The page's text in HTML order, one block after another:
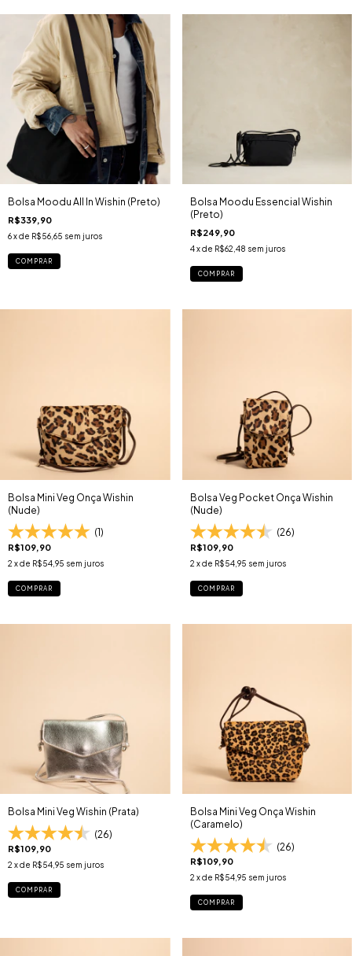
Bolsa Moodu All In Wishin (Preto)
R$339,90
6x de R$56,65 sem juros
COMPRAR
Bolsa Moodu Essencial Wishin
(Preto)
R$249,90
4 x de R$62,48 sem juros
COMPRAR
Bolsa Mini Veg Onça Wishin
(Nude)
(1)
R$109,90
2 x de R$54,95 sem juros
COMPRAR
Bolsa Veg Pocket Onça Wishin
(Nude)
(26)
R$109,90
2 x de R$54,95 sem juros
COMPRAR
Bolsa Mini Veg Wishin (Prata)
(26)
R$109,90
2 x de R$54,95 sem juros
COMPRAR
Bolsa Mini Veg Onça Wishin
(Caramelo)
(26)
R$109,90
2 x de R$54,95 sem juros
COMPRAR